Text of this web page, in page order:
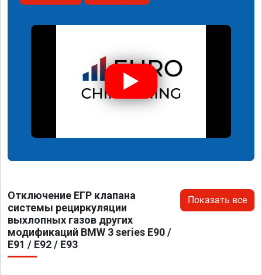
Отключение ЕГР клапана
системы рециркуляции
выхлопных газов других
модификаций BMW 3 series E90 /
E91 / E92 / E93
Показать все